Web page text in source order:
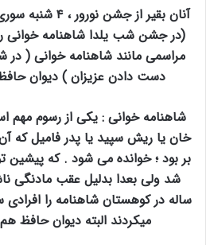
(در جشن شب یلدا شاهنامه خوانی
مراسمی مانند شاهنامه خوانی ( در
دست دادن عزیزان ) دیوان
شاهنامه خوانی : یکی از رسوم
خان یا ریش سپید یا پدر فامیل که
بر بود ؛ خوانده می شود . که پیشین
شد ولی بعدا بدلیل عقب مادنگی
ساله در کوهستان شاهنامه را
میکردند البته دیوان حافظ